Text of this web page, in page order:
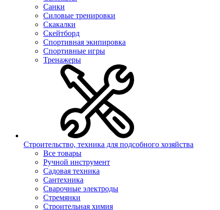
Санки
Силовые тренировки
Скакалки
Скейтборд
Спортивная экипировка
Спортивные игры
Тренажеры
Строительство, техника для подсобного хозяйства
Все товары
Ручной инструмент
Садовая техника
Сантехника
Сварочные электроды
Стремянки
Строительная химия